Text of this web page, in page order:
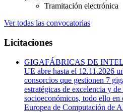
Tramitación electrónica
Ver todas las convocatorias
Licitaciones
GIGAFÁBRICAS DE
UE abre hasta el 12.11.2026
consorcios que gestionen 7
estratégicas de excelencia y
socioeconómicos, todo ello en
Europea de Computación de